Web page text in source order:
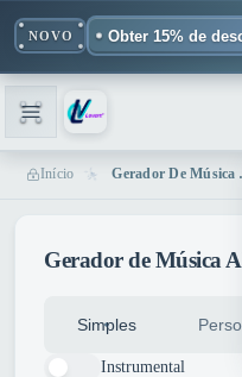
NOVO Obter 15% de
Início Gerador
Gerador de Música
Simples
Instrumental